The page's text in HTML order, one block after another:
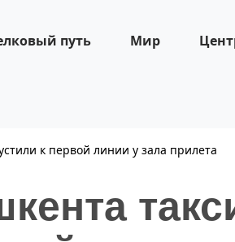
путь Мир
к первой линии у зала прилета